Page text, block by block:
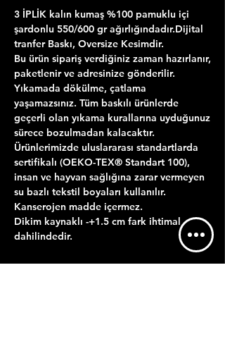
3 İPLİK kalın kumaş %100 pamuklu içi
şardonlu 550/600 gr ağırlığındadır.Dijital
tranfer Baskı, Oversize Kesimdir.
Bu ürün sipariş verdiğiniz zaman hazırlanır,
paketlenir ve adresinize gönderilir.
Yıkamada dökülme, çatlama
yaşamazsınız. Tüm baskılı ürünlerde
geçerli olan yıkama kurallarına uyduğunuz
sürece bozulmadan kalacaktır.
Ürünlerimizde uluslararası standartlarda
sertifikalı (OEKO-TEX® Standart 100),
insan ve hayvan sağlığına zarar vermeyen
su bazlı tekstil boyaları kullanılır.
Kanserojen madde içermez.
Dikim kaynaklı -+1.5 cm fark ihtimal
dahilindedir.